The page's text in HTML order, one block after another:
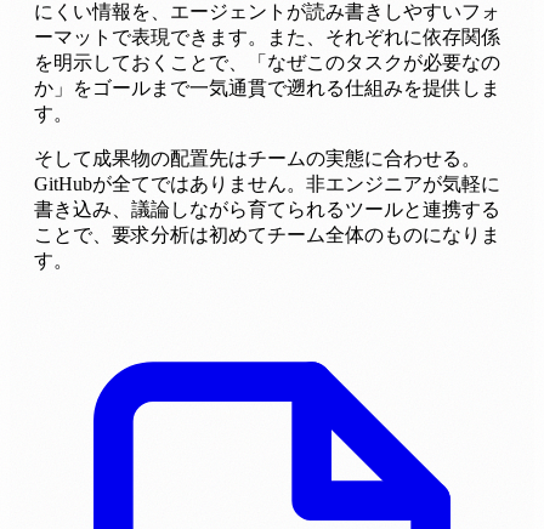
にくい情報を、エージェントが読み書きしやすいフォ
ーマットで表現できます。また、それぞれに依存関係
を明示しておくことで、「なぜこのタスクが必要なの
か」をゴールまで一気通貫で遡れる仕組みを提供しま
す。
そして成果物の配置先はチームの実態に合わせる。
GitHubが全てではありません。非エンジニアが気軽に
書き込み、議論しながら育てられるツールと連携する
ことで、要求分析は初めてチーム全体のものになりま
す。